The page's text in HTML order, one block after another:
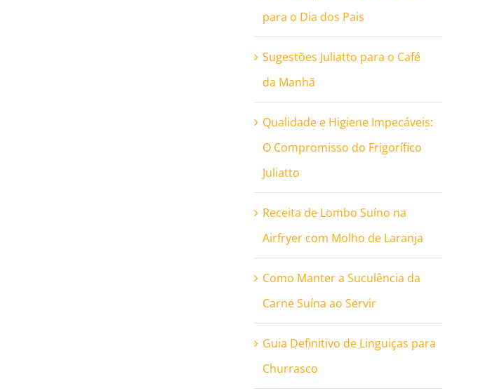
para o Dia dos Pais
Sugestões Juliatto para o Café
da Manhã
Qualidade e Higiene Impecáveis:
O Compromisso do Frigorífico
Juliatto
Receita de Lombo Suíno na
Airfryer com Molho de Laranja
Como Manter a Suculência da
Carne Suína ao Servir
Guia Definitivo de Linguiças para
Churrasco